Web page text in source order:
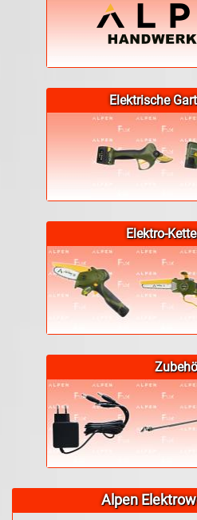
Elektrische
Elektro-
Alpen